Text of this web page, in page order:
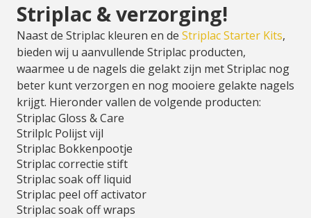
Striplac & verzorging!
Naast de Striplac kleuren en de Striplac Starter Kits,
bieden wij u aanvullende Striplac producten,
waarmee u de nagels die gelakt zijn met Striplac nog
beter kunt verzorgen en nog mooiere gelakte nagels
krijgt. Hieronder vallen de volgende producten:
Striplac Gloss & Care
Strilplc Polijst vijl
Striplac Bokkenpootje
Striplac correctie stift
Striplac soak off liquid
Striplac peel off activator
Striplac soak off wraps